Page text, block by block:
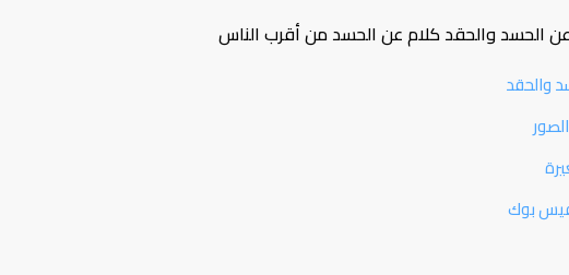
الحسد والحقد كلام عن الحسد من أقرب الناس
والحقد
بوك